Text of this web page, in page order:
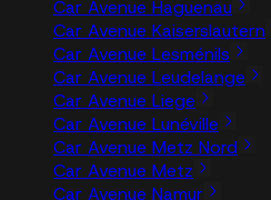
Car Avenue Haguenau
Car Avenue Kaiserslautern
Car Avenue Lesménils
Car Avenue Leudelange
Car Avenue Liege
Car Avenue Lunéville
Car Avenue Metz Nord
Car Avenue Metz
Car Avenue Namur